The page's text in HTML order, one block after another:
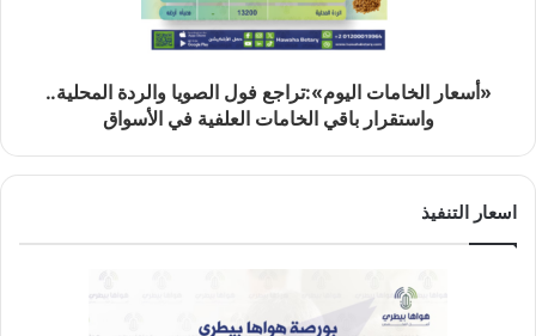
«أسعار الخامات اليوم»:تراجع فول الصويا والردة المحلية..
واستقرار باقي الخامات العلفية في الأسواق
اسعار التنفيذ